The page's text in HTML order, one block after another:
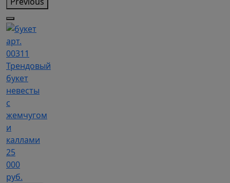
арт.
00311
Трендовый
букет
невесты
с
жемчугом
и
каллами
25
000
руб.